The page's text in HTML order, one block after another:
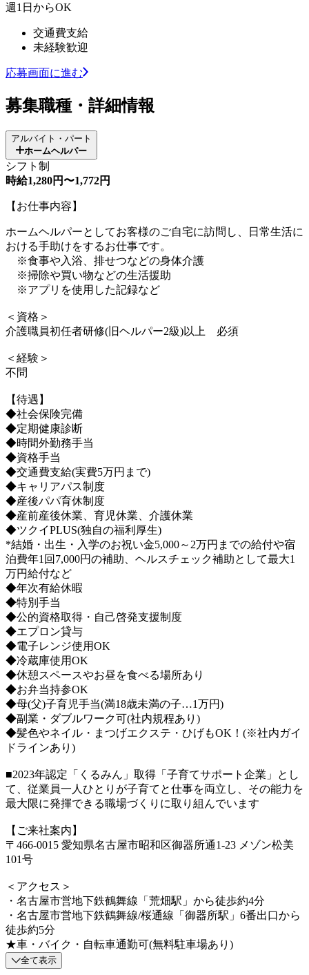
週1日からOK
交通費支給
未経験歓迎
応募画面に進む
募集職種・詳細情報
アルバイト・パート
ホームヘルパー
シフト制
時給1,280円〜1,772円
【お仕事内容】
ホームヘルパーとしてお客様のご自宅に訪問し、日常生活に
おける手助けをするお仕事です。
※食事や入浴、排せつなどの身体介護
※掃除や買い物などの生活援助
※アプリを使用した記録など
＜資格＞
介護職員初任者研修(旧ヘルパー2級)以上 必須
＜経験＞
不問
【待遇】
◆社会保険完備
◆定期健康診断
◆時間外勤務手当
◆資格手当
◆交通費支給(実費5万円まで)
◆キャリアパス制度
◆産後パパ育休制度
◆産前産後休業、育児休業、介護休業
◆ツクイPLUS(独自の福利厚生)
*結婚・出生・入学のお祝い金5,000～2万円までの給付や宿
泊費年1回7,000円の補助、ヘルスチェック補助として最大1
万円給付など
◆年次有給休暇
◆特別手当
◆公的資格取得・自己啓発支援制度
◆エプロン貸与
◆電子レンジ使用OK
◆冷蔵庫使用OK
◆休憩スペースやお昼を食べる場所あり
◆お弁当持参OK
◆母(父)子育児手当(満18歳未満の子…1万円)
◆副業・ダブルワーク可(社内規程あり)
◆髪色やネイル・まつげエクステ・ひげもOK！(※社内ガイ
ドラインあり)
■2023年認定「くるみん」取得「子育てサポート企業」とし
て、従業員一人ひとりが子育てと仕事を両立し、その能力を
最大限に発揮できる職場づくりに取り組んでいます
【ご来社案内】
〒466-0015 愛知県名古屋市昭和区御器所通1-23 メゾン松美
101号
＜アクセス＞
・名古屋市営地下鉄鶴舞線「荒畑駅」から徒歩約4分
・名古屋市営地下鉄鶴舞線/桜通線「御器所駅」6番出口から
徒歩約5分
★車・バイク・自転車通勤可(無料駐車場あり)
全て表示